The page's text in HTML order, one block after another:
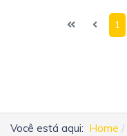
1
Você está aqui: Home